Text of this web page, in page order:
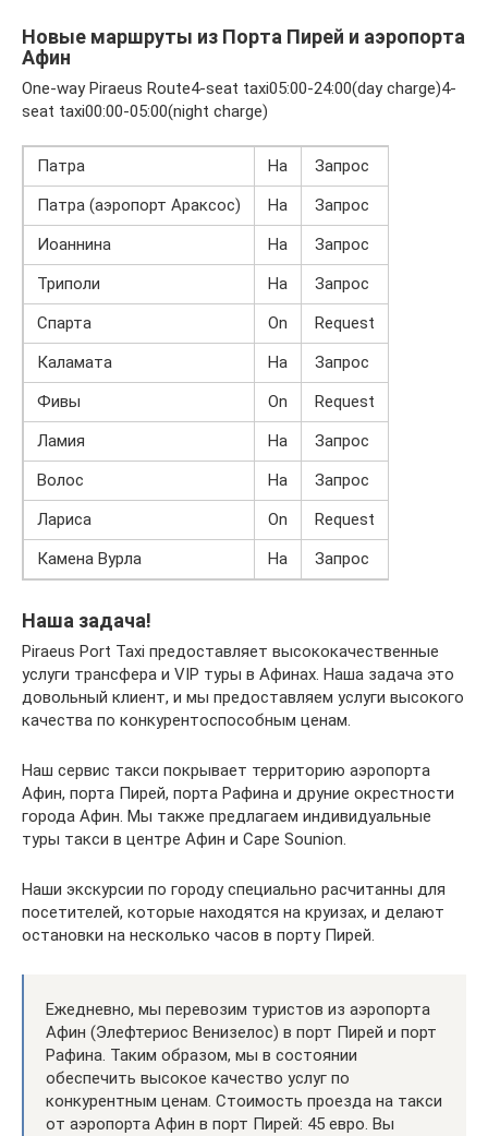
Новые маршруты из Порта Пирей и аэропорта
Афин
One-way Piraeus Route4-seat taxi05:00-24:00(day charge)4-
seat taxi00:00-05:00(night charge)
Патра На
Запрос
Патра (аэропорт Араксос)
На
Запрос
Иоаннина
На
Запрос
Триполи
На
Запрос
Спарта
On
Request
Каламата
На
Запрос
Фивы
On
Request
Ламия
На
Запрос
Волос
На
Запрос
Лариса
On
Request
Камена Вурла
На Запрос
Наша задача!
Piraeus Port Taxi предоставляет высококачественные
услуги трансфера и VIP туры в Афинах. Наша задача это
довольный клиент, и мы предоставляем услуги высокого
качества по конкурентоспособным ценам.
Наш сервис такси покрывает территорию аэропорта
Афин, порта Пирей, порта Рафина и друние окрестности
города Афин. Мы также предлагаем индивидуальные
туры такси в центре Афин и Cape Sounion.
Наши экскурсии по городу специально расчитанны для
посетителей, которые находятся на круизах, и делают
остановки на несколько часов в порту Пирей.
Ежедневно, мы перевозим туристов из аэропорта
Афин (Элефтериос Венизелос) в порт Пирей и порт
Рафина. Таким образом, мы в состоянии
обеспечить высокое качество услуг по
конкурентным ценам. Стоимость проезда на такси
от аэропорта Афин в порт Пирей: 45 евро. Вы